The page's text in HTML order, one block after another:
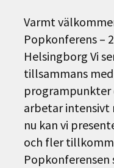
Varmt
Popkonferens –
Helsingborg Vi
tillsammans
programpunkter
arbetar intensivt
nu kan vi
och fler